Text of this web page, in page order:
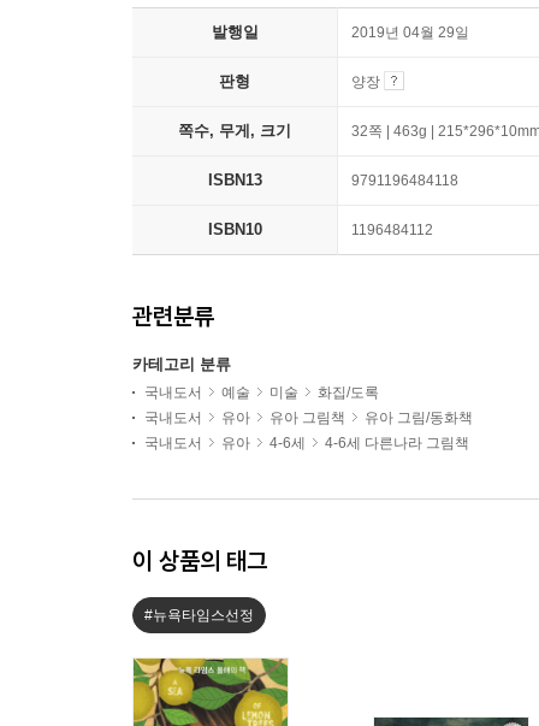
발행일 2019년 04월 29일
판형 양장
쪽수, 무게, 크기 32쪽 | 463g |
ISBN13 9791196484118
ISBN10 1196484112
관련분류
카테고리 분류
국내도서 예술 미술
화집/도록
국내도서
유아 유아 그림책
유아 그림/동화책
국내도서
유아 4-6세 4-6세 다른나라 그림책
이 상품의 태그
#뉴욕타임스선정